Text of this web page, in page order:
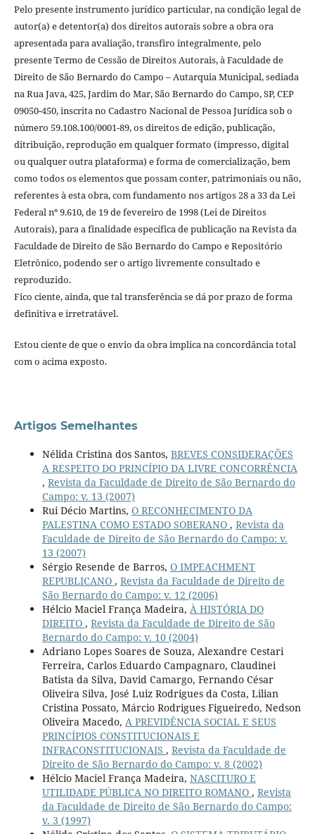
Pelo presente instrumento jurídico particular, na condição legal de
autor(a) e detentor(a) dos direitos autorais sobre a obra ora
apresentada para avaliação, transfiro integralmente, pelo
presente Termo de Cessão de Direitos Autorais, à Faculdade de
Direito de São Bernardo do Campo – Autarquia Municipal, sediada
na Rua Java, 425, Jardim do Mar, São Bernardo do Campo, SP, CEP
09050-450, inscrita no Cadastro Nacional de Pessoa Jurídica sob o
número 59.108.100/0001-89, os direitos de edição, publicação,
ditribuição, reprodução em qualquer formato (impresso, digital
ou qualquer outra plataforma) e forma de comercialização, bem
como todos os elementos que possam conter, patrimoniais ou não,
referentes à esta obra, com fundamento nos artigos 28 a 33 da Lei
Federal nº 9.610, de 19 de fevereiro de 1998 (Lei de Direitos
Autorais), para a finalidade específica de publicação na Revista da
Faculdade de Direito de São Bernardo do Campo e Repositório
Eletrônico, podendo ser o artigo livremente consultado e
reproduzido.
Fico ciente, ainda, que tal transferência se dá por prazo de forma
definitiva e irretratável.
Estou ciente de que o envio da obra implica na concordância total
com o acima exposto.
Artigos Semelhantes
Nélida Cristina dos Santos, BREVES CONSIDERAÇÕES
A RESPEITO DO PRINCÍPIO DA LIVRE CONCORRÊNCIA
, Revista da Faculdade de Direito de São Bernardo do
Campo: v. 13 (2007)
Rui Décio Martins, O RECONHECIMENTO DA
PALESTINA COMO ESTADO SOBERANO , Revista da
Faculdade de Direito de São Bernardo do Campo: v.
13 (2007)
Sérgio Resende de Barros, O IMPEACHMENT
REPUBLICANO , Revista da Faculdade de Direito de
São Bernardo do Campo: v. 12 (2006)
Hélcio Maciel França Madeira, À HISTÓRIA DO
DIREITO , Revista da Faculdade de Direito de São
Bernardo do Campo: v. 10 (2004)
Adriano Lopes Soares de Souza, Alexandre Cestari
Ferreira, Carlos Eduardo Campagnaro, Claudinei
Batista da Silva, David Camargo, Fernando César
Oliveira Silva, José Luiz Rodrigues da Costa, Lilian
Cristina Possato, Márcio Rodrigues Figueiredo, Nedson
Oliveira Macedo, A PREVIDÊNCIA SOCIAL E SEUS
PRINCÍPIOS CONSTITUCIONAIS E
INFRACONSTITUCIONAIS , Revista da Faculdade de
Direito de São Bernardo do Campo: v. 8 (2002)
Hélcio Maciel França Madeira, NASCITURO E
UTILIDADE PÚBLICA NO DIREITO ROMANO , Revista
da Faculdade de Direito de São Bernardo do Campo:
v. 3 (1997)